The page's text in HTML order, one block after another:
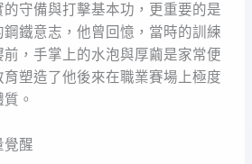
守備與打擊基本功，更重要的是
鐵意志，他曾回憶，當時的訓練
，手掌上的水泡與厚繭是家常便
塑造了他後來在職業賽場上極度
。
覺醒